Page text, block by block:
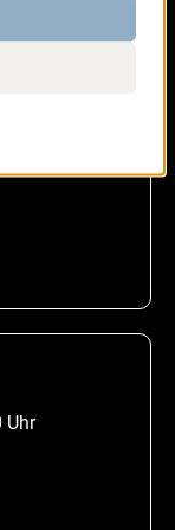
Uhr